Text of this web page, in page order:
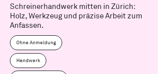
Schreinerhandwerk mitten in Zürich:
Holz, Werkzeug und präzise Arbeit zum
Anfassen.
Ohne Anmeldung
Handwerk